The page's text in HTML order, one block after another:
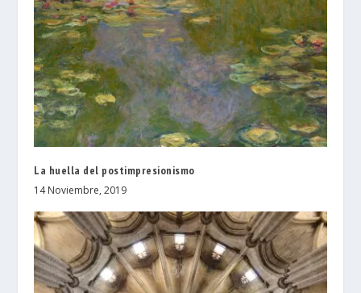
La huella del postimpresionismo
14 Noviembre, 2019